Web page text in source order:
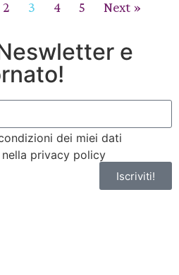
2 3 4 5 Next »
e
dei miei dati
privacy policy
Iscriviti!